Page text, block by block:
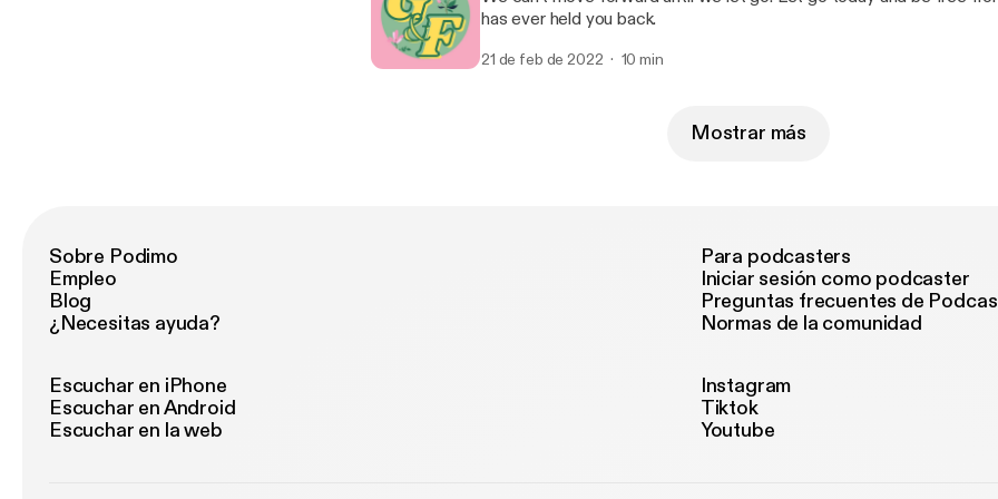
has ever held you back.
21 de feb de 2022 10 min
Mostrar más
Sobre Podimo
Empleo
Blog
¿Necesitas ayuda?
Para podcasters
Iniciar sesión como podcaster
Preguntas frecuentes de
Normas de la comunidad
Escuchar en iPhone
Escuchar en Android
Escuchar en la web
Instagram
Tiktok
Youtube